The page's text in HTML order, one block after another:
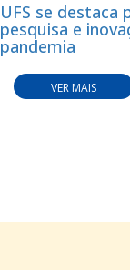
UFS se destaca
pesquisa e
pandemia
VER MAIS